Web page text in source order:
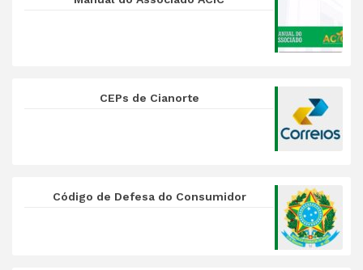
CEPs de Cianorte
Código de Defesa do Consumidor